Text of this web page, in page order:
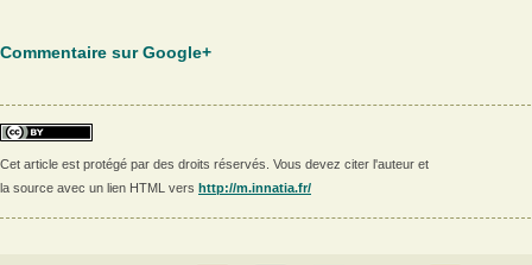
Commentaire sur Google+
Cet article est protégé par des droits réservés. Vous devez citer l'auteur et
la source avec un lien HTML vers http://m.innatia.fr/